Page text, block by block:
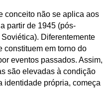
conceito não se aplica aos
partir de 1945 (pós-
Diferentemente
constituem em torno do
eventos passados. Assim,
são elevadas à condição
identidade própria, começa